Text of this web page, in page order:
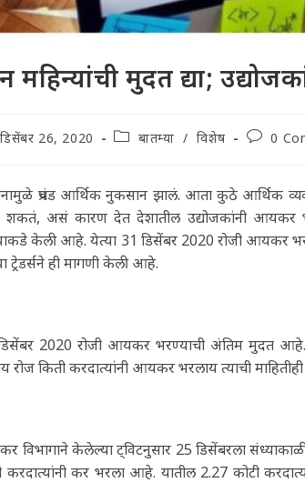
महिन्यांची मुदत द्या;
डिसेंबर 26, 2020
Postबातम्या / विशेष
Post0
प्रचंड आर्थिक नुकसान झालं. आता कुठे आर्थिक
असं कारण देत देशातील उद्योजकांनी आयकर
केली आहे. येत्या 31 डिसेंबर 2020 रोजी आयकर
ट्रेडर्सने ही मागणी केली आहे.
2020 रोजी आयकर भरण्याची अंतिम मुदत
रोज किती करदात्यांनी आयकर भरलाय त्याची
विभागाने केलेल्या ट्विटनुसार 25 डिसेंबरला
करदात्यांनी कर भरला आहे. यातील 2.27 कोटी